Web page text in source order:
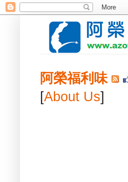
阿榮福利味
[About Us]